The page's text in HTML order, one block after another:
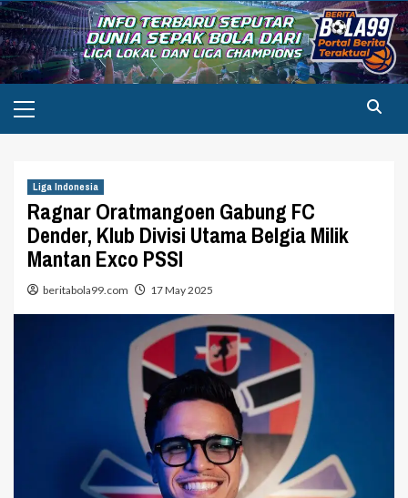
Skip
to
content
Menu
Liga Indonesia
Ragnar Oratmangoen Gabung FC
Dender, Klub Divisi Utama Belgia Milik
Mantan Exco PSSI
beritabola99.com 17 May 2025